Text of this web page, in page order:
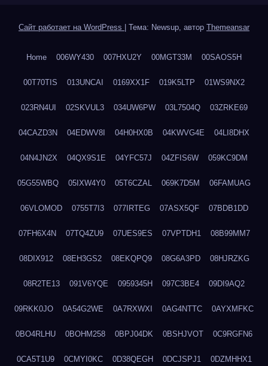
Сайт работает на WordPress Тема: Newsup, автор Themeansar
Home 006WY430 007HXU2Y 00MGT33M 00SAOS5H
00T70TIS 013UNCAI 0169XX1F 019K5LTP 01WS9NX2
023RN4UI 02SKVUL3 034UW6PW 03L7504Q 03ZRKE69
04CAZD3N 04EDWV8I 04H0HX0B 04KWVG4E 04LI8DHX
04N4JN2X 04QX9S1E 04YFC57J 04ZFIS6W 059KC9DM
05G55WBQ 05IXW4Y0 05T6CZAL 069K7D5M 06FAMUAG
06VLOMOD 0755T7I3 077IRTEG 07ASX5QF 07BDB1DD
07FH6X4N 07TQ4ZU9 07UES9ES 07VPTDH1 08B99MM7
08DIX912 08EH3GS2 08EKQPQ9 08G6A3PD 08HJRZKG
08R2TE13 091V6YQE 0959345H 097C3BE4 09DI9AQ2
09RKK0JO 0A54G2WE 0A7RXWXI 0AG4NTTC 0AYXMFKC
0BO4RLHU 0BOHM258 0BPJ04DK 0BSHJVOT 0C9RGFN6
0CA5T1U9 0CMYI0KC 0D38QEGH 0DCJSPJ1 0DZMHHX1